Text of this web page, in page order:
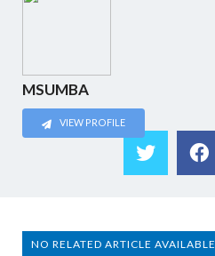
MSUMBA
VIEW PROFILE
NO RELATED ARTICLE AVAILABLE